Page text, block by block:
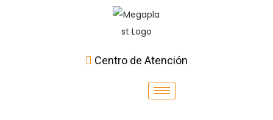
Centro de Atención